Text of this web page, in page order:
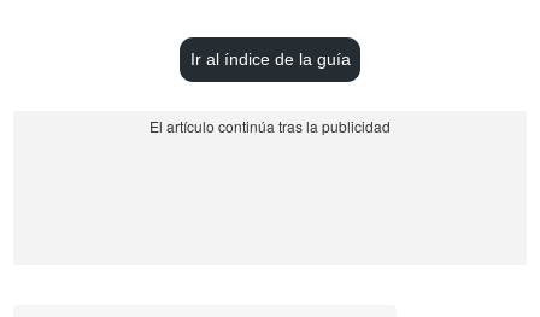
Ir al índice de la guía